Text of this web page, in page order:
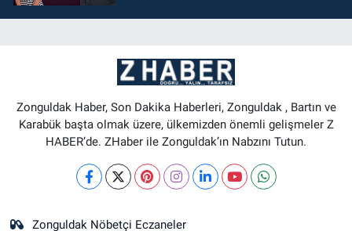
Zonguldak Haber, Son Dakika Haberleri, Zonguldak , Bartın ve
Karabük başta olmak üzere, ülkemizden önemli gelişmeler Z
HABER’de. ZHaber ile Zonguldak’ın Nabzını Tutun.
Zonguldak Nöbetçi Eczaneler